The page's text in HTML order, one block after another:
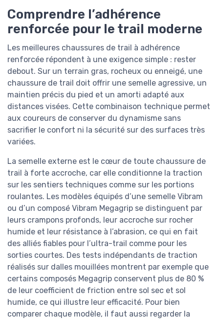
Comprendre l’adhérence
renforcée pour le trail moderne
Les meilleures chaussures de trail à adhérence
renforcée répondent à une exigence simple : rester
debout. Sur un terrain gras, rocheux ou enneigé, une
chaussure de trail doit offrir une semelle agressive, un
maintien précis du pied et un amorti adapté aux
distances visées. Cette combinaison technique permet
aux coureurs de conserver du dynamisme sans
sacrifier le confort ni la sécurité sur des surfaces très
variées.
La semelle externe est le cœur de toute chaussure de
trail à forte accroche, car elle conditionne la traction
sur les sentiers techniques comme sur les portions
roulantes. Les modèles équipés d’une semelle Vibram
ou d’un composé Vibram Megagrip se distinguent par
leurs crampons profonds, leur accroche sur rocher
humide et leur résistance à l’abrasion, ce qui en fait
des alliés fiables pour l’ultra-trail comme pour les
sorties courtes. Des tests indépendants de traction
réalisés sur dalles mouillées montrent par exemple que
certains composés Megagrip conservent plus de 80 %
de leur coefficient de friction entre sol sec et sol
humide, ce qui illustre leur efficacité. Pour bien
comparer chaque modèle, il faut aussi regarder la